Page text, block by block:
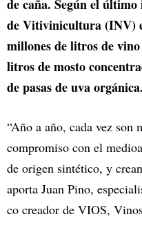
de caña. Según el
de Vitivinicultura (INV)
millones de litros de
litros de mosto
de pasas de uva orgánica.
“Año a año, cada vez son
compromiso con el
de origen sintético, y
aporta Juan Pino,
co creador de VIOS,